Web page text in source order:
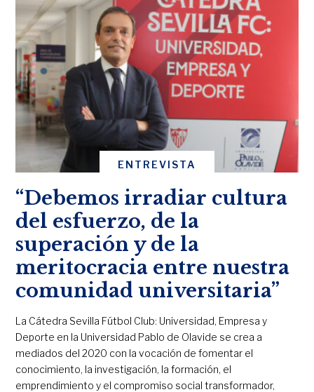
ENTREVISTA
“Debemos irradiar cultura
del esfuerzo, de la
superación y de la
meritocracia entre nuestra
comunidad universitaria”
La Cátedra Sevilla Fútbol Club: Universidad, Empresa y
Deporte en la Universidad Pablo de Olavide se crea a
mediados del 2020 con la vocación de fomentar el
conocimiento, la investigación, la formación, el
emprendimiento y el compromiso social transformador,